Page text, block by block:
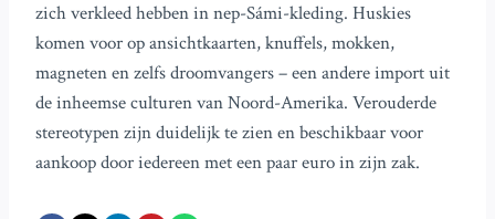
zich verkleed hebben in nep-Sámi-kleding. Huskies
komen voor op ansichtkaarten, knuffels, mokken,
magneten en zelfs droomvangers – een andere import uit
de inheemse culturen van Noord-Amerika. Verouderde
stereotypen zijn duidelijk te zien en beschikbaar voor
aankoop door iedereen met een paar euro in zijn zak.